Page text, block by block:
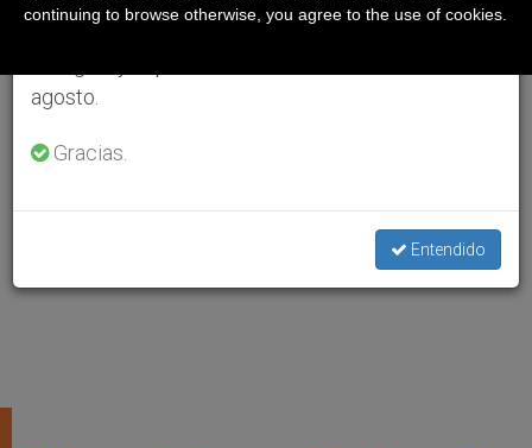
agosto.
Gracias.
Entendido
continuing to browse otherwise, you agree to the use of cookies.